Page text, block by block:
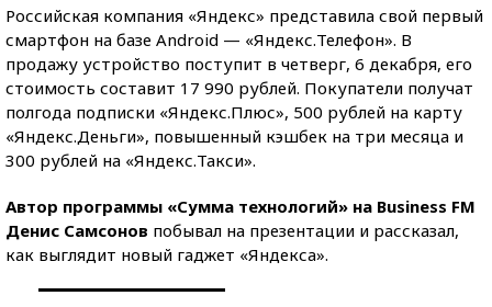
Российская компания «Яндекс» представила свой первый
смартфон на базе Android — «Яндекс.Телефон». В
продажу устройство поступит в четверг, 6 декабря, его
стоимость составит 17 990 рублей. Покупатели получат
полгода подписки «Яндекс.Плюс», 500 рублей на карту
«Яндекс.Деньги», повышенный кэшбек на три месяца и
300 рублей на «Яндекс.Такси».
Автор программы «Сумма технологий» на Business FM
Денис Самсонов побывал на презентации и рассказал,
как выглядит новый гаджет «Яндекса».